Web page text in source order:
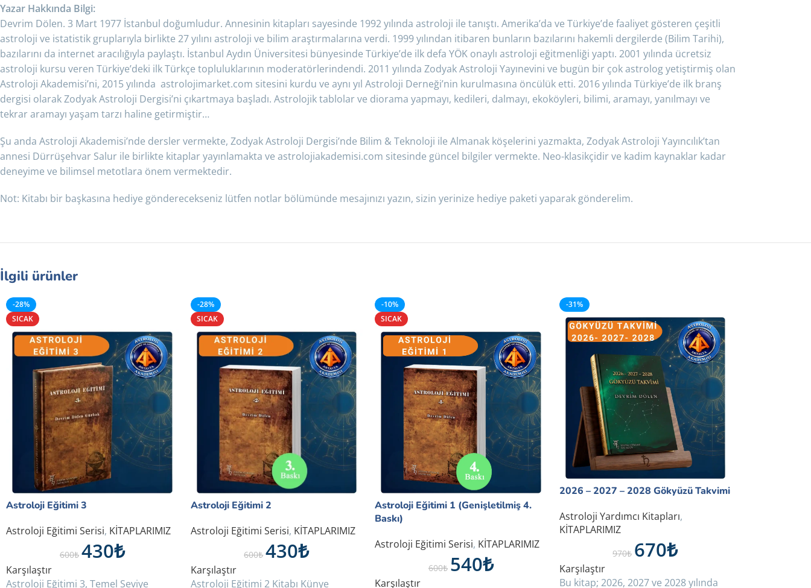
Yazar Hakkında Bilgi:
Devrim Dölen. 3 Mart 1977 İstanbul doğumludur. Annesinin kitapları sayesinde 1992 yılında astroloji ile tanıştı. Amerika’da ve Türkiye’de faaliyet gösteren çeşitli
astroloji ve istatistik gruplarıyla birlikte 27 yılını astroloji ve bilim araştırmalarına verdi. 1999 yılından itibaren bunların bazılarını hakemli dergilerde (Bilim Tarihi),
bazılarını da internet aracılığıyla paylaştı. İstanbul Aydın Üniversitesi bünyesinde Türkiye’de ilk defa YÖK onaylı astroloji eğitmenliği yaptı. 2001 yılında ücretsiz
astroloji kursu veren Türkiye’deki ilk Türkçe topluluklarının moderatörlerindendi. 2011 yılında Zodyak Astroloji Yayınevini ve bugün bir çok astrolog yetiştirmiş olan
Astroloji Akademisi’ni, 2015 yılında astrolojimarket.com sitesini kurdu ve aynı yıl Astroloji Derneği’nin kurulmasına öncülük etti. 2016 yılında Türkiye’de ilk branş
dergisi olarak Zodyak Astroloji Dergisi’ni çıkartmaya başladı. Astrolojik tablolar ve diorama yapmayı, kedileri, dalmayı, ekoköyleri, bilimi, aramayı, yanılmayı ve
tekrar aramayı yaşam tarzı haline getirmiştir…
Şu anda Astroloji Akademisi’nde dersler vermekte, Zodyak Astroloji Dergisi’nde Bilim & Teknoloji ile Almanak köşelerini yazmakta, Zodyak Astroloji Yayıncılık’tan
annesi Dürrüşehvar Salur ile birlikte kitaplar yayınlamakta ve astrolojiakademisi.com sitesinde güncel bilgiler vermekte. Neo-klasikçidir ve kadim kaynaklar kadar
deneyime ve bilimsel metotlara önem vermektedir.
Not: Kitabı bir başkasına hediye gönderecekseniz lütfen notlar bölümünde mesajınızı yazın, sizin yerinize hediye paketi yaparak gönderelim.
İlgili ürünler
-28%
SICAK
Astroloji Eğitimi 3
Astroloji Eğitimi Serisi, KİTAPLARIMIZ
600₺ 430₺
Karşılaştır
Astroloji Eğitimi 3, Temel Seviye
-28%
SICAK
Astroloji Eğitimi 2
Astroloji Eğitimi Serisi, KİTAPLARIMIZ
600₺ 430₺
Karşılaştır
Astroloji Eğitimi 2 Kitabı Künye
-10%
SICAK
Astroloji Eğitimi 1 (Genişletilmiş 4.
Baskı)
Astroloji Eğitimi Serisi, KİTAPLARIMIZ
600₺ 540₺
Karşılaştır
-31%
2026 – 2027 – 2028 Gökyüzü Takvimi
Astroloji Yardımcı Kitapları,
KİTAPLARIMIZ
970₺ 670₺
Karşılaştır
Bu kitap; 2026, 2027 ve 2028 yılında